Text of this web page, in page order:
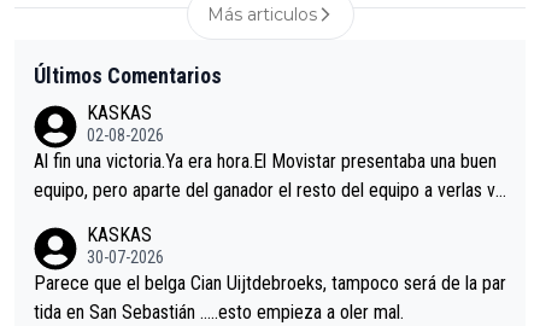
Más articulos
Últimos Comentarios
KASKAS
02-08-2026
Al fin una victoria.Ya era hora.El Movistar presentaba una buen
equipo, pero aparte del ganador el resto del equipo a verlas ve
s.La única buena noticia es la mejoría de Enric Más en San Seb
astian.Si en la Vuelta a Burgos sigue la mejoría, podríamos ten
er alguna sorpresa en la Vuelta.Ojalá.
KASKAS
30-07-2026
Parece que el belga Cian Uijtdebroeks, tampoco será de la par
tida en San Sebastián …..esto empieza a oler mal.